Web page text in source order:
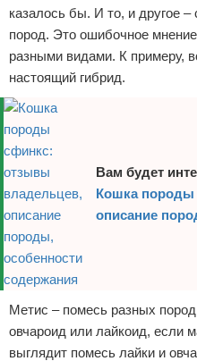
казалось бы. И то, и другое
пород. Это ошибочное
разными видами. К примеру,
настоящий гибрид.
Вам будет
Кошка породы
описание
Метис – помесь разных
овчароид или лайкоид, если
выглядит помесь лайки и